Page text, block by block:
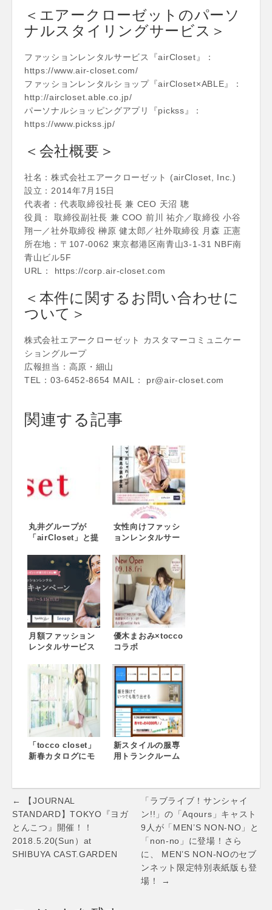
＜エアークローゼットのパーソ
ナルスタイリングサービス＞
ファッションレンタルサービス『airCloset』：
https://www.air-closet.com/
ファッションレンタルショップ『airCloset×ABLE』：
http://aircloset.able.co.jp/
パーソナルショッピングアプリ『pickss』：
https://www.pickss.jp/
＜会社概要＞
社名：株式会社エアークローゼット (airCloset, Inc.)
設立：2014年7月15日
代表者：代表取締役社長 兼 CEO 天沼 聰
役員： 取締役副社長 兼 COO 前川 祐介／取締役 小谷
翔一／社外取締役 榊原 健太郎／社外取締役 月森 正憲
所在地：〒107-0062 東京都港区南青山3-1-31 NBF南
青山ビル5F
URL： https://corp.air-closet.com
＜本件に関するお問い合わせに
ついて＞
株式会社エアークローゼット カスタマーコミュニケー
ショングループ
広報担当：高原・細山
TEL：03-6452-8654 MAIL： pr@air-closet.com
関連する記事
丸井グループが
「airCloset」と提
日から即時利用可
能な「エアークロ
ーゼットエポスカ
ード」の発行をス
タート
女性向けファッシ
ョンレンタルサー
CLOSET』がマタ
ニティーマークを
応援！〜都営大江
戸線にてタイアッ
プ広告を掲出開
始〜
月額ファッション
レンタルサービス
ーンを開催！〜か
ならずもらえる特
典のほか、半額相
当の割引も〜
優木まおみ×tocco
コラボ
FAIR」開催！
tocco closet、3店
舗 9月18日同時オ
ープン記念“ルーム
ウエア プレゼン
ト”～銀座、西銀
座、名古屋オープ
ンで実店舗11箇所
に拡大～
「tocco closet」
新春カタログにモ
closet featuring
Mika 2015
SPRING
COLLECTION ～
新スタイルの服専
用トランクルーム
提供の開始
Post
navigation
← 【JOURNAL
STANDARD】TOKYO『ヨガ
とんこつ』開催！！
2018.5.20(Sun）at
SHIBUYA CAST.GARDEN
「ラブライブ！サンシャイ
ン!!」の「Aqours」キャスト
9人が「MEN’S NON-NO」と
「non-no」に登場！さら
に、 MEN’S NON-NOのセブ
ンネット限定特別表紙版も登
場！ →